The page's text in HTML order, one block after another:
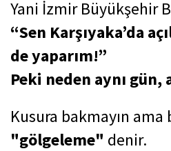
Yani İzmir Büyükşehir
“Sen Karşıyaka’da
de yaparım!”
Peki neden aynı gün,
Kusura bakmayın ama
"gölgeleme" denir.